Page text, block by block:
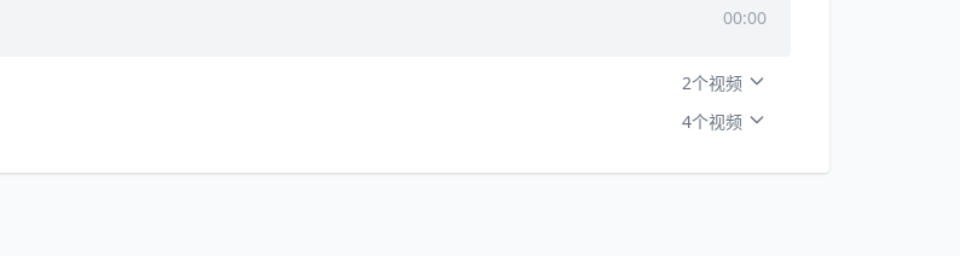
00:00
2个视频
4个视频